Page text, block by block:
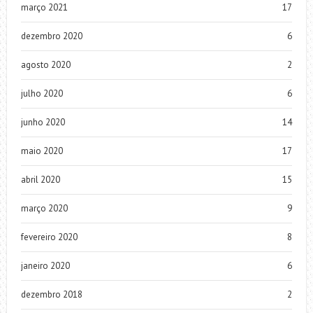
março 2021 17
dezembro 2020 6
agosto 2020 2
julho 2020 6
junho 2020 14
maio 2020 17
abril 2020 15
março 2020 9
fevereiro 2020 8
janeiro 2020 6
dezembro 2018 2